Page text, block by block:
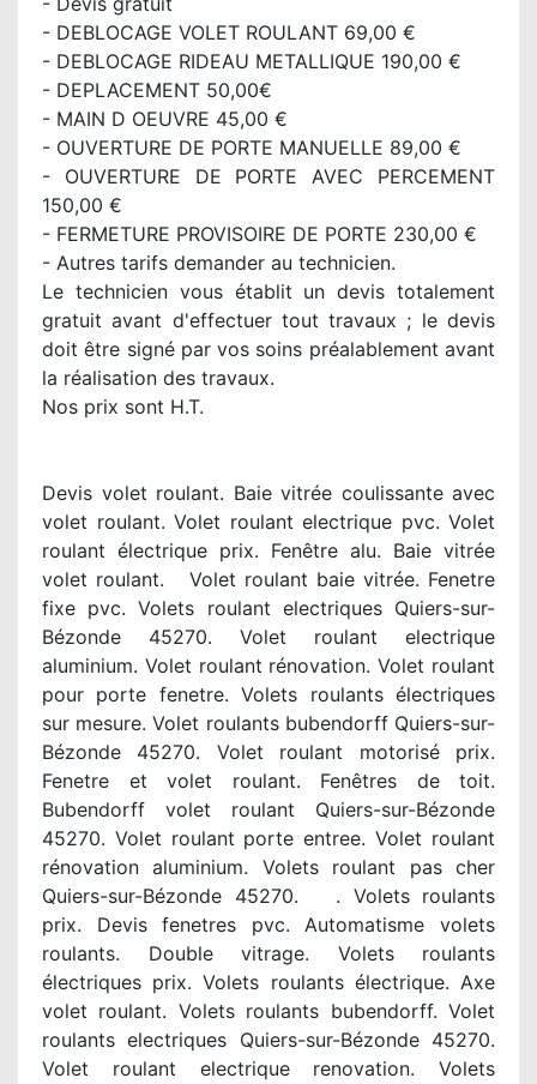
- DEBLOCAGE VOLET ROULANT 69,00 €
- DEBLOCAGE RIDEAU METALLIQUE 190,00 €
- DEPLACEMENT 50,00€
- MAIN D OEUVRE 45,00 €
- OUVERTURE DE PORTE MANUELLE 89,00 €
- OUVERTURE DE PORTE AVEC PERCEMENT
150,00 €
- FERMETURE PROVISOIRE DE PORTE 230,00 €
- Autres tarifs demander au technicien.
Le technicien vous établit un devis totalement
gratuit avant d'effectuer tout travaux ; le devis
doit être signé par vos soins préalablement avant
la réalisation des travaux.
Nos prix sont H.T.
Devis volet roulant. Baie vitrée coulissante avec
volet roulant. Volet roulant electrique pvc. Volet
roulant électrique prix. Fenêtre alu. Baie vitrée
volet roulant. Volet roulant baie vitrée. Fenetre
fixe pvc. Volets roulant electriques Quiers-sur-
Bézonde 45270. Volet roulant electrique
aluminium. Volet roulant rénovation. Volet roulant
pour porte fenetre. Volets roulants électriques
sur mesure. Volet roulants bubendorff Quiers-sur-
Bézonde 45270. Volet roulant motorisé prix.
Fenetre et volet roulant. Fenêtres de toit.
Bubendorff volet roulant Quiers-sur-Bézonde
45270. Volet roulant porte entree. Volet roulant
rénovation aluminium. Volets roulant pas cher
Quiers-sur-Bézonde 45270. . Volets roulants
prix. Devis fenetres pvc. Automatisme volets
roulants. Double vitrage. Volets roulants
électriques prix. Volets roulants électrique. Axe
volet roulant. Volets roulants bubendorff. Volet
roulants electriques Quiers-sur-Bézonde 45270.
Volet roulant electrique renovation. Volets